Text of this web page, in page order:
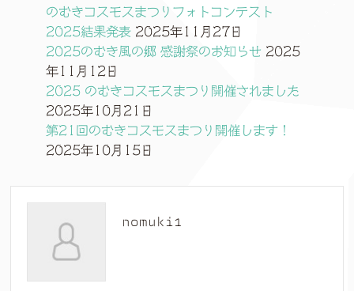
のむきコスモスまつりフォトコンテスト
2025結果発表 2025年11月27日
2025のむき風の郷 感謝祭のお知らせ 2025
年11月12日
2025 のむきコスモスまつり開催されました
2025年10月21日
第21回のむきコスモスまつり開催します！
2025年10月15日
nomuki1